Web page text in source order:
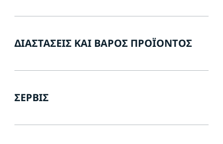
ΔΙΑΣΤΆΣΕΙΣ ΚΑΙ ΒΆΡΟΣ ΠΡΟΪΌΝΤΟΣ
ΣΈΡΒΙΣ